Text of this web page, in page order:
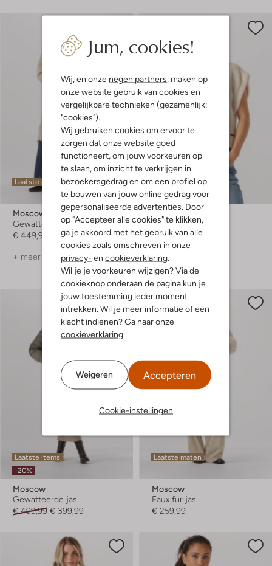
Jum, cookies!
Wij, en onze negen partners , maken op
onze website gebruik van cookies en
vergelijkbare technieken (gezamenlijk:
"cookies").
Wij gebruiken cookies om ervoor te
zorgen dat onze website goed
functioneert, om jouw voorkeuren op
te slaan, om inzicht te verkrijgen in
bezoekersgedrag en om een profiel op
te bouwen van jouw online gedrag voor
gepersonaliseerde advertenties. Door
op "Accepteer alle cookies" te klikken,
ga je akkoord met het gebruik van alle
cookies zoals omschreven in onze
privacy- en cookieverklaring
Wil je je voorkeuren wijzigen? Via de
cookieknop onderaan de pagina kun je
jouw toestemming ieder moment
intrekken. Wil je meer informatie of een
klacht indienen? Ga naar onze
cookieverklaring
Weigeren Accepteren
Cookie-instellingen
Laatste maten
Moscow
Gewatteerde jas
€ 449,99
+ meer kleuren
Laatste maten
-30%
Moscow
Teddy jas
€ 149,99 € 104,99
Laatste items
-20%
Moscow
Gewatteerde jas
€ 499,99 € 399,99
Laatste maten
Moscow
Faux fur jas
€ 259,99